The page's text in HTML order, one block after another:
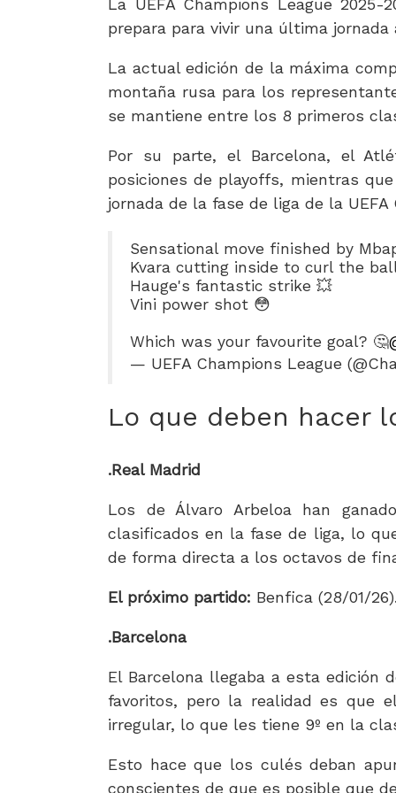
La UEFA Champions League
prepara para vivir una última jornada
La actual edición de la máxima
montaña rusa para los
se mantiene entre los 8 primeros
Por su parte, el Barcelona, el
posiciones de playoffs, mientras
jornada de la fase de liga de la UEFA
Sensational move finished by
Kvara cutting inside to curl the
Hauge's fantastic strike 💥
Vini power shot 😳
Which was your favourite goal? 🤔
— UEFA Champions League
Lo que deben hacer
.Real Madrid
Los de Álvaro Arbeloa han
clasificados en la fase de liga, lo
de forma directa a los octavos de
El próximo partido: Benfica (28/01/
.Barcelona
El Barcelona llegaba a esta edición
favoritos, pero la realidad es que
irregular, lo que les tiene 9º en la
Esto hace que los culés deban
conscientes de que es posible que